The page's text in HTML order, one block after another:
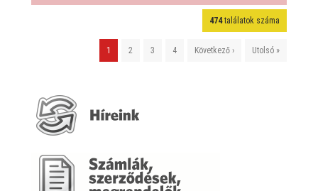
474találatok száma
1 2 3 4 Következő › Utolsó »